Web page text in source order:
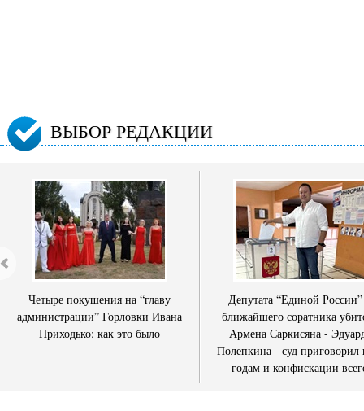
ВЫБОР РЕДАКЦИИ
Четыре покушения на “главу
администрации” Горловки Ивана
Приходько: как это было
Депутата “Единой
ближайшего соратника
Армена Саркисяна -
Полепкина - суд приговорил
годам и конфискации